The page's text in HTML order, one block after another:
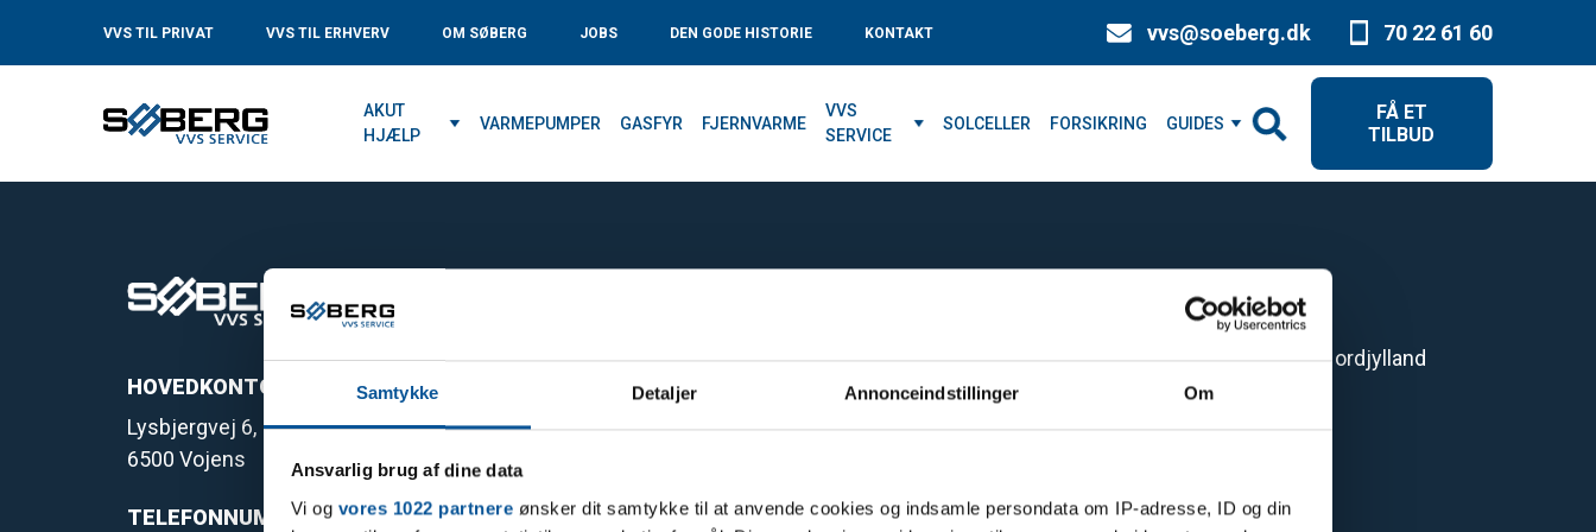
Samtykke Detaljer Annonceindstillinger Om
Ansvarlig brug af dine data
Vi og vores 1022 partnere ønsker dit samtykke til at anvende cookies og indsamle persondata om IP-adresse, ID og din
VVS TIL PRIVAT VVS TIL ERHVERV OM SØBERG JOBS DEN GODE HISTORIE KONTAKT vvs@soeberg.dk 70 22 61 60
AKUT
HJÆLP
VARMEPUMPER GASFYR FJERNVARME
VVS
SERVICE
SOLCELLER FORSIKRING GUIDES
FÅ ET
TILBUD
HOVEDKONTOR:
Lysbjergvej 6,
6500 Vojens
TELEFONNUMMER:
Familieejet virksomhed
57
Privat Guide til jordvarme
VVS Service
Midtjylland og Nordjylland